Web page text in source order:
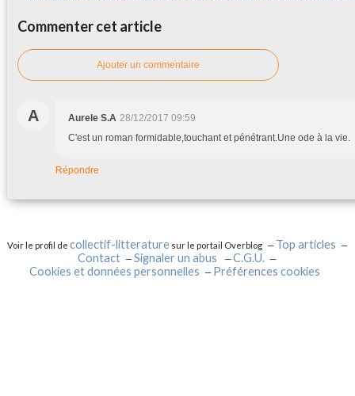
Commenter cet article
Ajouter un commentaire
A Aurele S.A 28/12/2017 09:59
C'est un roman formidable,touchant et pénétrant.Une ode à la vie.
Répondre
Voir le profil de collectif-litterature sur le portail Overblog
Top articles
Contact
Signaler un abus
C.G.U.
Cookies et données personnelles
Préférences cookies